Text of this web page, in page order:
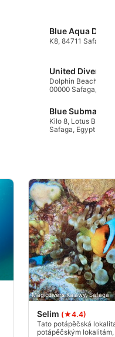
K8, 84711 Safaga,
United Divers
Dolphin Beach
00000 Safaga,
Kilo 8, Lotus Bay,
Safaga, Egypt
Magicdivers Kalawy, Safaga
Selim (★4.4)
Tato potápěčská
potápěčským